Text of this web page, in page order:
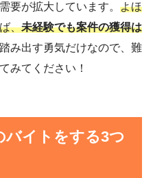
要が拡大しています。 よほ
、未経験でも案件の獲得は
み出す勇気だけなので、難
みてください！
イトをする3つ